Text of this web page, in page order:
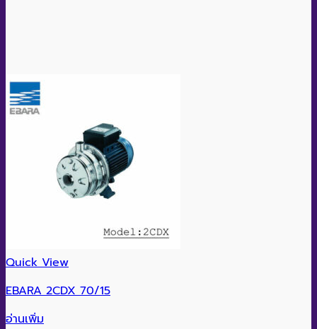
Quick View
EBARA 2CDX 70/15
อ่านเพิ่ม